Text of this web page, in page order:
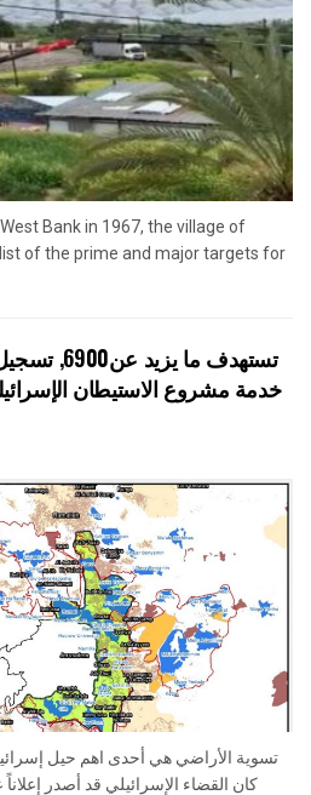
Bank in 1967, the village of
of the prime and major targets for
تستهدف ما
خدمة مشروع الاستيطان
كان القضاء الإسرائيلي قد أصدر